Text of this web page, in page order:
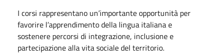
I corsi rappresentano un’importante opportunità per
favorire l’apprendimento della lingua italiana e
sostenere percorsi di integrazione, inclusione e
partecipazione alla vita sociale del territorio.